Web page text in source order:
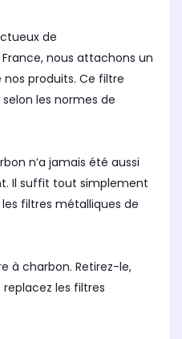
de
nous attachons un
produits. Ce filtre
les normes de
n’a jamais été aussi
Il suffit tout simplement
filtres métalliques de
à charbon. Retirez-le,
les filtres